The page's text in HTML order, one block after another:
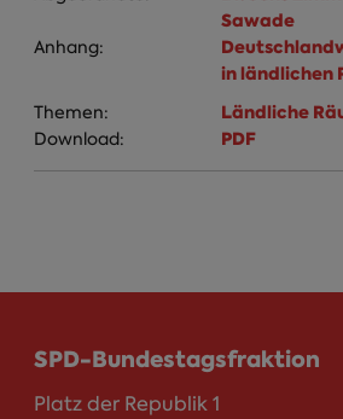
Sawade
Anhang:
in ländlichen
Themen: Ländliche
Download: PDF
SPD-Bundestagsfraktion
Platz der Republik 1